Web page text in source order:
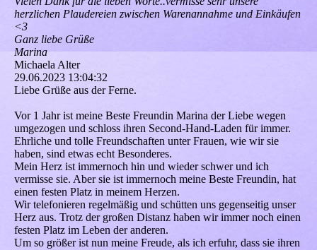
herzlichen Plaudereien zwischen Warenannahme und Einkäufen
<3
Ganz liebe Grüße
Marina
Michaela Alter
29.06.2023 13:04:32
Liebe Grüße aus der Ferne.
Vor 1 Jahr ist meine Beste Freundin Marina der Liebe wegen
umgezogen und schloss ihren Second-Hand-Laden für immer.
Ehrliche und tolle Freundschaften unter Frauen, wie wir sie
haben, sind etwas echt Besonderes.
Mein Herz ist immernoch hin und wieder schwer und ich
vermisse sie. Aber sie ist immernoch meine Beste Freundin, hat
einen festen Platz in meinem Herzen.
Wir telefonieren regelmäßig und schütten uns gegenseitig unser
Herz aus. Trotz der großen Distanz haben wir immer noch einen
festen Platz im Leben der anderen.
Um so größer ist nun meine Freude, als ich erfuhr, dass sie ihren